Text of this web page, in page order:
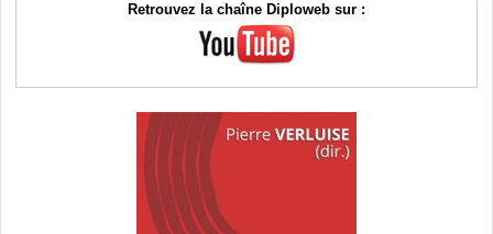
Retrouvez la chaîne Diploweb sur :